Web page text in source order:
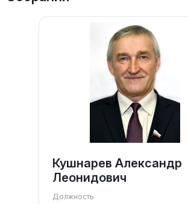
Кушнарев Александр
Леонидович
Должность